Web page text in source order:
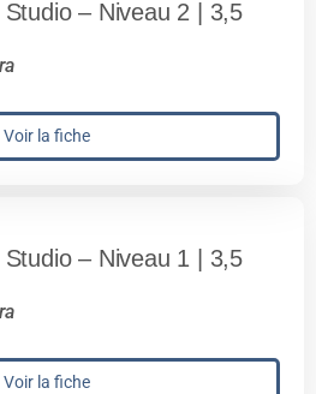
– Niveau 2 | 3,5
Voir la fiche
– Niveau 1 | 3,5
Voir la fiche